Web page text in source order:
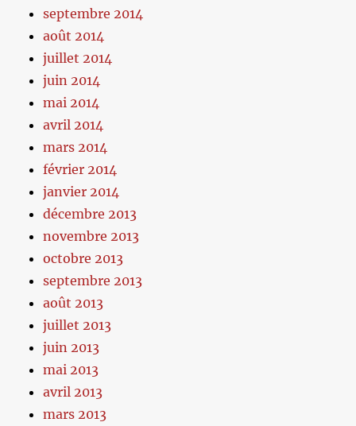
septembre 2014
août 2014
juillet 2014
juin 2014
mai 2014
avril 2014
mars 2014
février 2014
janvier 2014
décembre 2013
novembre 2013
octobre 2013
septembre 2013
août 2013
juillet 2013
juin 2013
mai 2013
avril 2013
mars 2013